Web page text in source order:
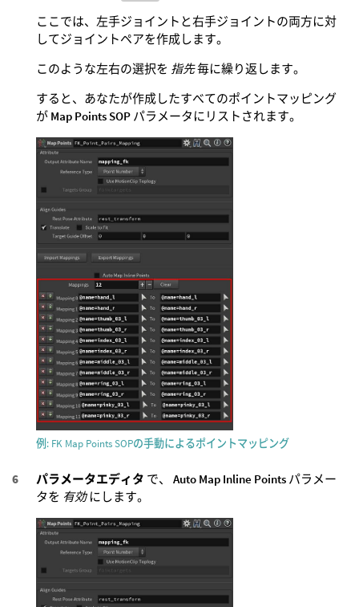
ここでは、左手ジョイントと右手ジョイントの両方に対
してジョイントペアを作成します。
このような左右の選択を 指先毎に繰り返します。
すると、あなたが作成したすべてのポイントマッピング
が Map Points SOP パラメータにリストされます。
例: FK Map Points SOPの手動によるポイントマッピング
パラメータエディタ で、 Auto Map Inline Points パラメー
タを 有効にします。